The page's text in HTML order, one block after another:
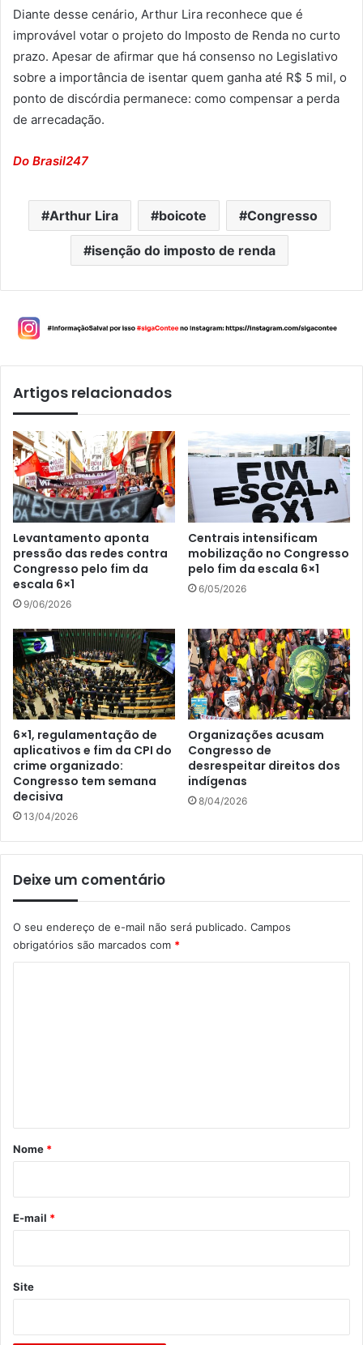
Diante desse cenário, Arthur Lira reconhece que é
improvável votar o projeto do Imposto de Renda no curto
prazo. Apesar de afirmar que há consenso no Legislativo
sobre a importância de isentar quem ganha até R$ 5 mil, o
ponto de discórdia permanece: como compensar a perda
de arrecadação.
Do Brasil247
Arthur Lira boicote Congresso
isenção do imposto de renda
Artigos relacionados
Levantamento aponta
pressão das redes contra
Congresso pelo fim da
escala 6×1
9/06/2026
Centrais intensificam
mobilização no Congresso
pelo fim da escala 6×1
6/05/2026
6×1, regulamentação de
aplicativos e fim da CPI do
crime organizado:
Congresso tem semana
decisiva
13/04/2026
Organizações acusam
Congresso de
desrespeitar direitos dos
indígenas
8/04/2026
Deixe um comentário
O seu endereço de e-mail não será publicado. Campos
obrigatórios são marcados com *
r
*
Nome *
E-mail *
Site